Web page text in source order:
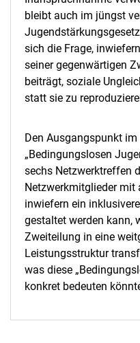
bleibt auch im jüngst
sich die Frage,
seiner gegenwärtigen
beiträgt, soziale
statt sie zu
Den Ausgangspunkt
„Bedingungslosen
sechs Netzwerktreffen
Netzwerkmitglieder mit
inwiefern ein
gestaltet werden kann,
Zweiteilung in eine
Leistungsstruktur
was diese
konkret bedeuten